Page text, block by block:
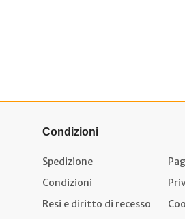
Condizioni
Spedizione
Condizioni
Resi e diritto di recesso